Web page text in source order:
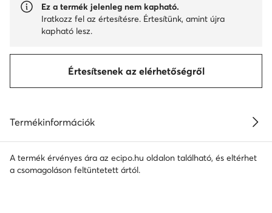
Ez a termék jelenleg nem kapható.
Iratkozz fel az értesítésre. Értesítünk, amint újra
kapható lesz.
Értesítsenek az elérhetőségről
Termékinformációk
A termék érvényes ára az ecipo.hu oldalon található, és eltérhet
a csomagoláson feltüntetett ártól.